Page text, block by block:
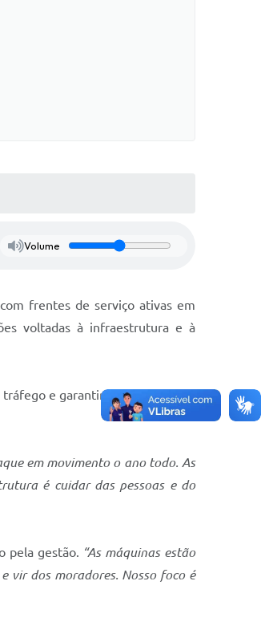
Volume
frentes de serviço ativas em
voltadas à infraestrutura e à
e garantir mais segurança
em movimento o ano todo. As
é cuidar das pessoas e do
pela gestão. “As máquinas estão
vir dos moradores. Nosso foco é